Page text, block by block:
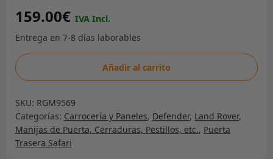
159.00€
Manija
de
trasera
-
de
EA314174
Añadir al carrito
SKU: RGM9569
Categorías: Carrocería y Paneles, Defender, Land Rover,
Manijas de Puerta, Cerraduras, Pestillos, etc., Puerta
Trasera Safari